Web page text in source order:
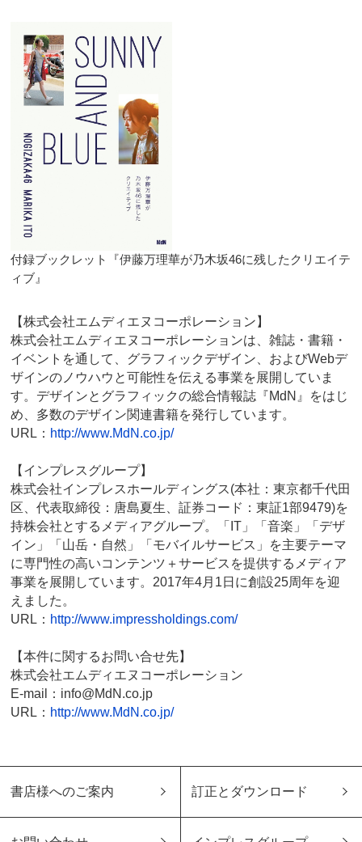
付録ブックレット『伊藤万理華が乃木坂46に残したクリエイテ
ィブ』
【株式会社エムディエヌコーポレーション】
株式会社エムディエヌコーポレーションは、雑誌・書籍・
イベントを通して、グラフィックデザイン、およびWebデ
ザインのノウハウと可能性を伝える事業を展開していま
す。デザインとグラフィックの総合情報誌『MdN』をはじ
め、多数のデザイン関連書籍を発行しています。
URL： http://www.MdN.co.jp/
【インプレスグループ】
株式会社インプレスホールディングス(本社：東京都千代田
区、代表取締役：唐島夏生、証券コード：東証1部9479)を
持株会社とするメディアグループ。「IT」「音楽」「デザ
イン」「山岳・自然」「モバイルサービス」を主要テーマ
に専門性の高いコンテンツ＋サービスを提供するメディア
事業を展開しています。2017年4月1日に創設25周年を迎
えました。
URL： http://www.impressholdings.com/
【本件に関するお問い合せ先】
株式会社エムディエヌコーポレーション
E-mail：info@MdN.co.jp
URL： http://www.MdN.co.jp/
書店様へのご案内 訂正とダウンロード